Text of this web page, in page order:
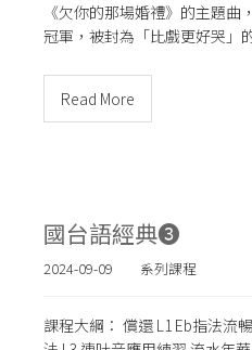
《欠你的那場婚禮》的主題曲
冠軍，被封為「比戲更好哭」
Read More
國台語經典➌
2024-09-09 系列課程
課程大綱： 償還 L1 Eb指法流